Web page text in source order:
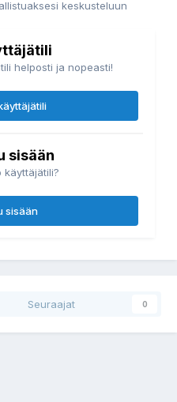
keskusteluun
helposti ja nopeasti!
sisään
käyttäjätili?
sisään
Seuraajat 0